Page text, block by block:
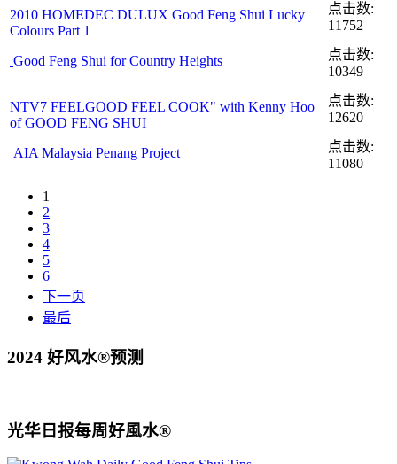
2010 HOMEDEC DULUX Good Feng Shui Lucky
Colours Part 1
点击数:
11752
Good Feng Shui for Country Heights
点击数:
10349
NTV7 FEELGOOD FEEL COOK" with Kenny Hoo
of GOOD FENG SHUI
点击数:
12620
AIA Malaysia Penang Project
点击数:
11080
1
2
3
4
5
6
下一页
最后
2024 好风水®预测
光华日报每周好風水®